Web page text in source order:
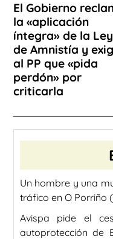
El Gobierno
la «aplicación
íntegra» de la Ley
de Amnistía y
al PP que «pida
perdón» por
criticarla
Un hombre y una
tráfico en O Porriño
Avispa pide el
autoprotección de